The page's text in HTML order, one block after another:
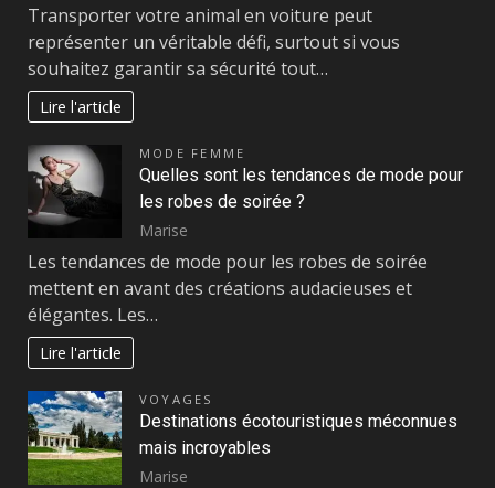
Transporter votre animal en voiture peut
représenter un véritable défi, surtout si vous
souhaitez garantir sa sécurité tout…
Lire l'article
MODE FEMME
Quelles sont les tendances de mode pour
les robes de soirée ?
Marise
Les tendances de mode pour les robes de soirée
mettent en avant des créations audacieuses et
élégantes. Les…
Lire l'article
VOYAGES
Destinations écotouristiques méconnues
mais incroyables
Marise